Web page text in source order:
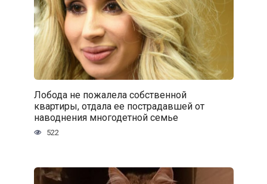
Лобода не пожалела собственной
квартиры, отдала ее пострадавшей от
наводнения многодетной семье
522